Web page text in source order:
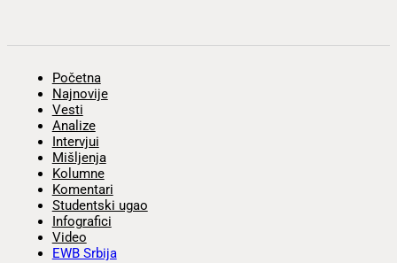
Početna
Najnovije
Vesti
Analize
Intervjui
Mišljenja
Kolumne
Komentari
Studentski ugao
Infografici
Video
EWB Srbija